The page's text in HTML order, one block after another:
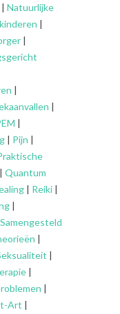
| Natuurlijke
|
|
|
|
|
| Pijn |
| Quantum
| Reiki |
|
Samengesteld
|
|
|
|
Art |